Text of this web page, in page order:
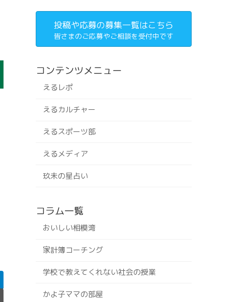
投稿や応募の募集一覧はこちら
皆さまのご応募やご相談を受付中です
コンテンツメニュー
えるレポ
えるカルチャー
えるスポーツ部
えるメディア
玖未の星占い
コラム一覧
おいしい相模湾
家計簿コーチング
学校で教えてくれない社会の授業
かよ子ママの部屋